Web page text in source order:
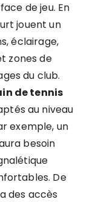
de jeu. En
jouent un
éclairage,
zones de
du club.
de tennis
au niveau
exemple, un
besoin
De
des accès